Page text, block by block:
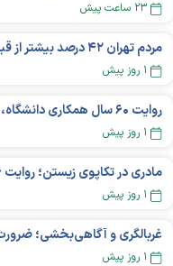
۲۳ ساعت پیش
مردم تهران ۴۲ درصد بیشتر از قبل باهم «سازش» می‌کنند
۱ روز پیش
۱ روز پیش
۱ روز پیش
۱ روز پیش